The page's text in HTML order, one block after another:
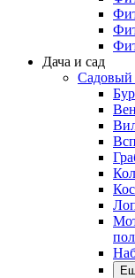
Дача и сад
Садовый